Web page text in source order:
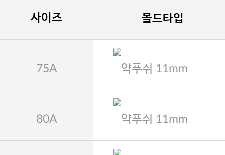
사이즈 몰드타입
75A 약푸쉬 11mm
80A 약푸쉬 11mm